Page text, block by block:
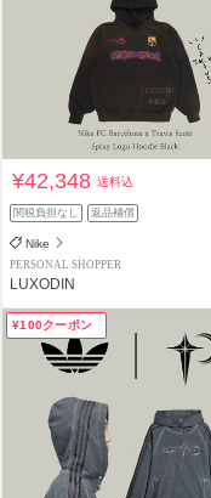
¥42,348送料込
関税負担なし 返品補償
Nike
PERSONAL SHOPPER
LUXODIN
¥100クーポン